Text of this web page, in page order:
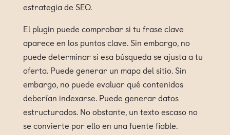
estrategia de SEO.
El plugin puede comprobar si tu frase clave
aparece en los puntos clave. Sin embargo, no
puede determinar si esa búsqueda se ajusta a tu
oferta. Puede generar un mapa del sitio. Sin
embargo, no puede evaluar qué contenidos
deberían indexarse. Puede generar datos
estructurados. No obstante, un texto escaso no
se convierte por ello en una fuente fiable.